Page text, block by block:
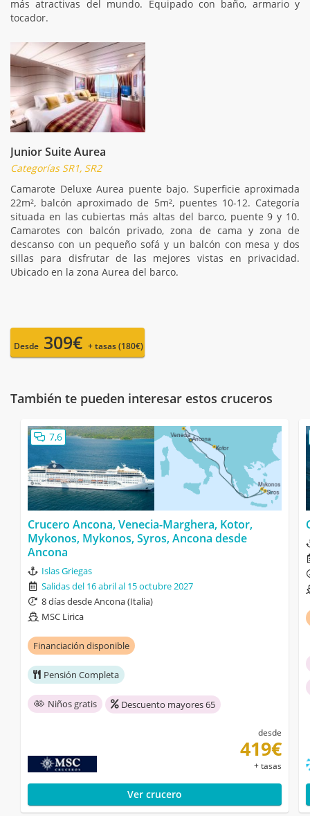
más atractivas del mundo. Equipado con baño, armario y
tocador.
Junior Suite Aurea
Categorías SR1, SR2
Camarote Deluxe Aurea puente bajo. Superficie aproximada
22m², balcón aproximado de 5m², puentes 10-12. Categoría
situada en las cubiertas más altas del barco, puente 9 y 10.
Camarotes con balcón privado, zona de cama y zona de
descanso con un pequeño sofá y un balcón con mesa y dos
sillas para disfrutar de las mejores vistas en privacidad.
Ubicado en la zona Aurea del barco.
Desde 309€ + tasas (180€)
También te pueden interesar estos cruceros
7,6
Crucero Ancona, Venecia-Marghera, Kotor,
Mykonos, Mykonos, Syros, Ancona desde
Ancona
Islas Griegas
Salidas del 16 abril al 15 octubre 2027
8 días desde Ancona (Italia)
MSC Lirica
Financiación disponible
Pensión Completa
Niños gratis Descuento mayores 65
desde
419€
+ tasas
Ver crucero